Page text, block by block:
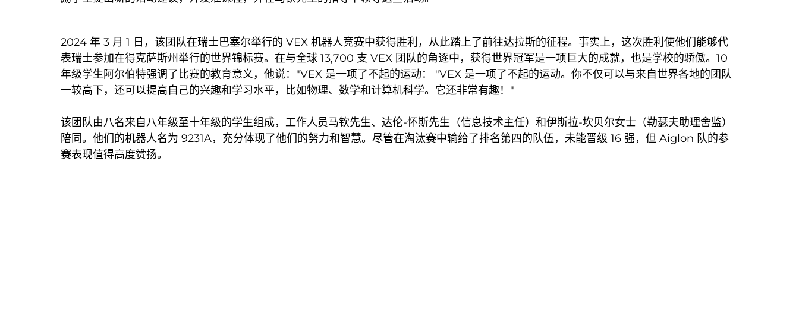
2024 年 3 月 1 日，该团队在瑞士巴塞尔举行的 VEX 机器人竞赛中获得胜利，从此踏上了前往达拉斯的征程。事实上，这次胜利使他们能够代
表瑞士参加在得克萨斯州举行的世界锦标赛。在与全球 13,700 支 VEX 团队的角逐中，获得世界冠军是一项巨大的成就，也是学校的骄傲。10
年级学生阿尔伯特强调了比赛的教育意义，他说："VEX 是一项了不起的运动： "VEX 是一项了不起的运动。你不仅可以与来自世界各地的团队
一较高下，还可以提高自己的兴趣和学习水平，比如物理、数学和计算机科学。它还非常有趣！"
该团队由八名来自八年级至十年级的学生组成，工作人员马钦先生、达伦-怀斯先生（信息技术主任）和伊斯拉-坎贝尔女士（勒瑟夫助理舍监）
陪同。他们的机器人名为 9231A，充分体现了他们的努力和智慧。尽管在淘汰赛中输给了排名第四的队伍，未能晋级 16 强，但 Aiglon 队的参
赛表现值得高度赞扬。